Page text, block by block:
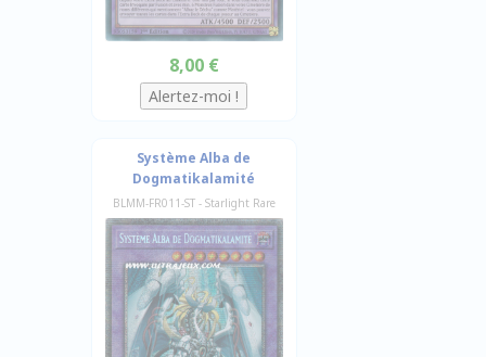
8,00 €
Système Alba de
Dogmatikalamité
BLMM-FR011-ST - Starlight Rare